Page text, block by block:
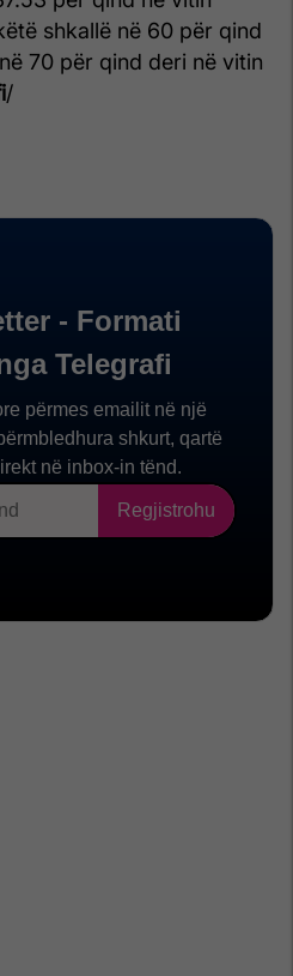
shkallë në 60 për qind
70 për qind deri në vitin
/